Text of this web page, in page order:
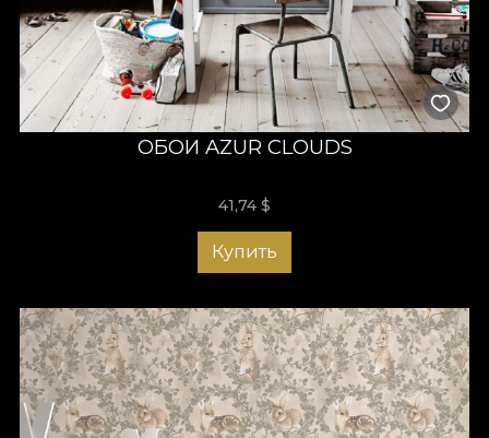
ОБОИ AZUR CLOUDS
41,74 $
Купить